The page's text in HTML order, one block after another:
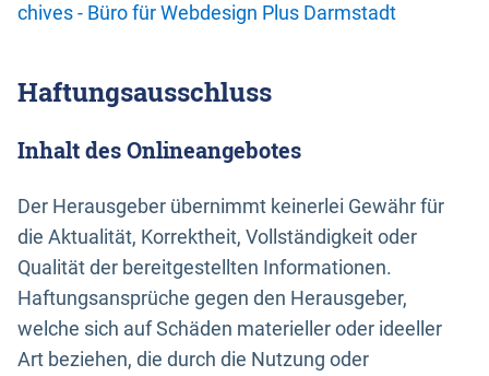
chives - Büro für Webdesign Plus Darmstadt
Haftungsausschluss
Inhalt des Onlineangebotes
Der Herausgeber übernimmt keinerlei Gewähr für
die Aktualität, Korrektheit, Vollständigkeit oder
Qualität der bereitgestellten Informationen.
Haftungsansprüche gegen den Herausgeber,
welche sich auf Schäden materieller oder ideeller
Art beziehen, die durch die Nutzung oder